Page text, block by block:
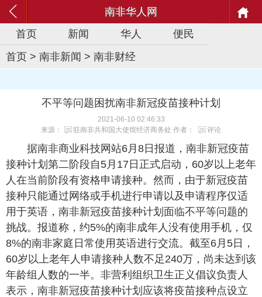
南非华人网
首页
新闻 华人
便民
首页 > 南非新闻 > 南非财经
不平等问题困扰南非新冠疫苗接种计划
2021-06-10 02:46:33
来源：
驻南非共和国大使馆经济商务处 作者： 评论
据南非商业科技网站6月8日报道，南非新冠疫苗
接种计划第二阶段自5月17日正式启动，60岁以上老年
人在当前阶段有资格申请接种。然而，由于新冠疫苗
接种只能通过网络或手机进行申请以及申请程序仅适
用于英语，南非新冠疫苗接种计划面临不平等问题的
挑战。报道称，约5%的南非成年人没有使用手机，仅
8%的南非家庭日常使用英语进行交流。截至6月5日，
60岁以上老年人申请接种人数不足240万，尚未达到该
年龄组人数的一半。非营利组织卫生正义倡议负责人
表示，南非新冠疫苗接种计划应该将疫苗接种点设立